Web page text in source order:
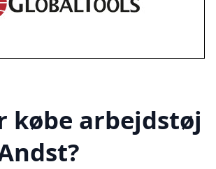
købe arbejdstøj